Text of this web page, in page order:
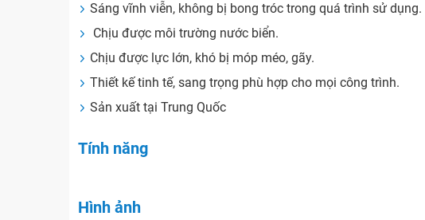
Sáng vĩnh viễn, không bị bong tróc trong quá trình sử dụng.
Chịu được môi trường nước biển.
Chịu được lực lớn, khó bị móp méo, gãy.
Thiết kế tinh tế, sang trọng phù hợp cho mọi công trình.
Sản xuất tại Trung Quốc
Tính năng
Hình ảnh